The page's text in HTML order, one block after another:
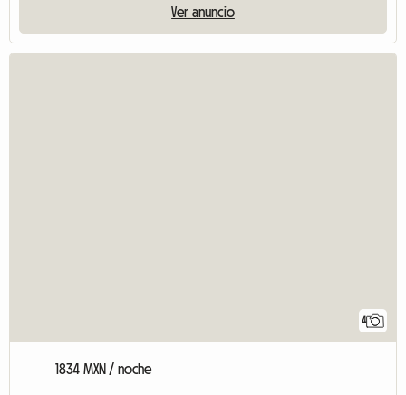
Ver anuncio
4
1834 MXN / noche